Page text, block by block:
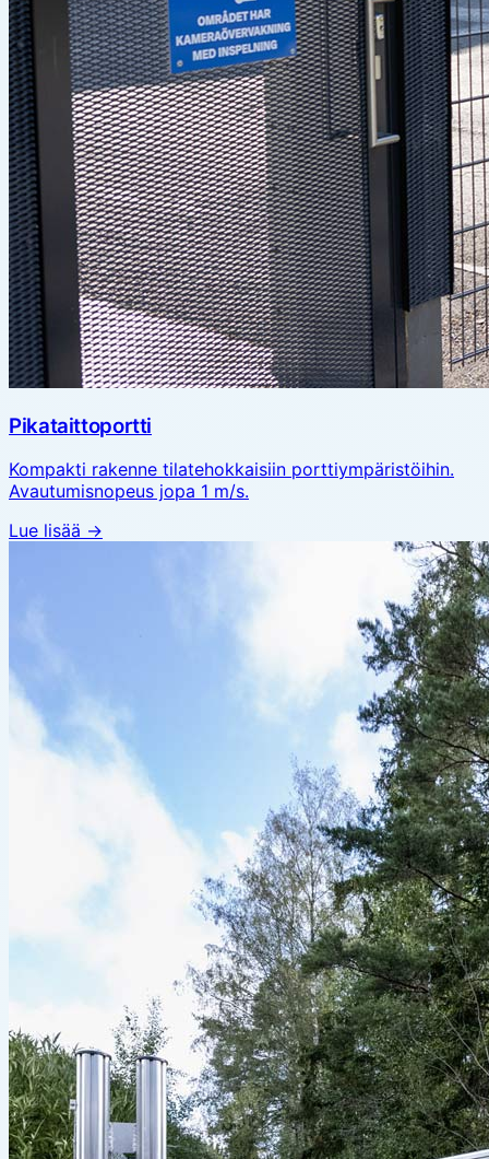
Pikataittoportti
Kompakti rakenne tilatehokkaisiin porttiympäristöihin.
Avautumisnopeus jopa 1 m/s.
Lue lisää →